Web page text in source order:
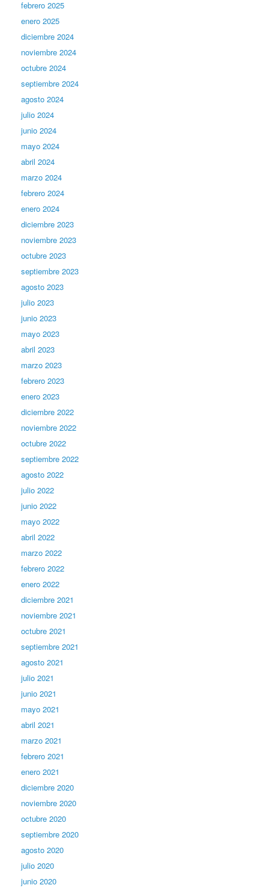
febrero 2025
enero 2025
diciembre 2024
noviembre 2024
octubre 2024
septiembre 2024
agosto 2024
julio 2024
junio 2024
mayo 2024
abril 2024
marzo 2024
febrero 2024
enero 2024
diciembre 2023
noviembre 2023
octubre 2023
septiembre 2023
agosto 2023
julio 2023
junio 2023
mayo 2023
abril 2023
marzo 2023
febrero 2023
enero 2023
diciembre 2022
noviembre 2022
octubre 2022
septiembre 2022
agosto 2022
julio 2022
junio 2022
mayo 2022
abril 2022
marzo 2022
febrero 2022
enero 2022
diciembre 2021
noviembre 2021
octubre 2021
septiembre 2021
agosto 2021
julio 2021
junio 2021
mayo 2021
abril 2021
marzo 2021
febrero 2021
enero 2021
diciembre 2020
noviembre 2020
octubre 2020
septiembre 2020
agosto 2020
julio 2020
junio 2020